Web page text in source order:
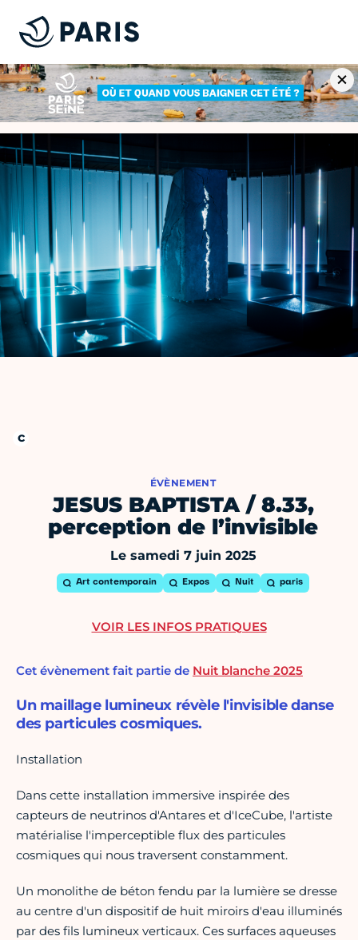
ÉVÈNEMENT
JESUS BAPTISTA / 8.33,
perception de l’invisible
Le samedi 7 juin 2025
Art contemporain Expos Nuit paris
Cet évènement fait partie de Nuit blanche 2025
Un maillage lumineux révèle l'invisible danse
des particules cosmiques.
Installation
Dans cette installation immersive inspirée des
capteurs de neutrinos d'Antares et d'IceCube, l'artiste
matérialise l'imperceptible flux des particules
cosmiques qui nous traversent constamment.
Un monolithe de béton fendu par la lumière se dresse
au centre d'un dispositif de huit miroirs d'eau illuminés
par des fils lumineux verticaux. Ces surfaces aqueuses
VOIR LES INFOS PRATIQUES